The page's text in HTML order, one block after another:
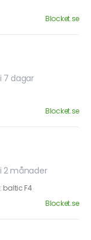
Blocket.se
7 dagar
Blocket.se
2 månader
baltic F4
Blocket.se